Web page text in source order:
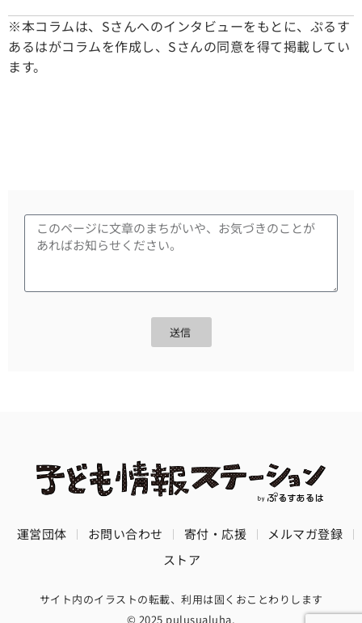
※本コラムは、Sさんへのインタビューをもとに、ぷるす
あるはがコラムを作成し、Sさんの同意を得て掲載してい
ます。
送信
運営団体 お問い合わせ 寄付・応援
メルマガ登録
ストア
サイト内のイラストの転載、利用は固くおことわりします
© 2025 pulusualuha.